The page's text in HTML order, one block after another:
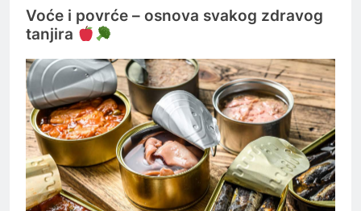
Voće i povrće – osnova svakog zdravog
tanjira